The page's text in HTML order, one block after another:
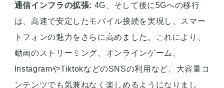
通信インフラの拡張: 4G、そして後に5Gへの移行
は、高速で安定したモバイル接続を実現し、スマー
トフォンの魅力をさらに高めました。これにより、
動画のストリーミング、オンラインゲーム、
InstagramやTiktokなどのSNSの利用など、大容量コ
ンテンツでも気兼ねなく楽しめるようになりまし